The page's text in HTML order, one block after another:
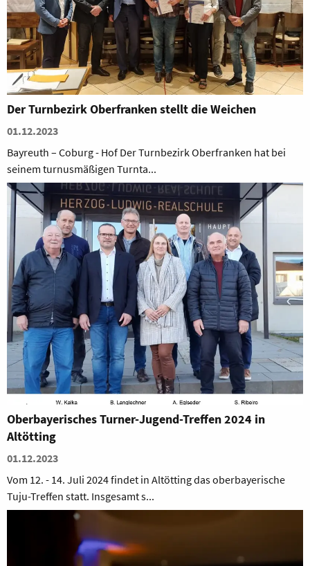
Der Turnbezirk Oberfranken stellt die Weichen
01.12.2023
Bayreuth – Coburg - Hof Der Turnbezirk Oberfranken hat bei
seinem turnusmäßigen Turnta...
Oberbayerisches Turner-Jugend-Treffen 2024 in
Altötting
01.12.2023
Vom 12. - 14. Juli 2024 findet in Altötting das oberbayerische
Tuju-Treffen statt. Insgesamt s...